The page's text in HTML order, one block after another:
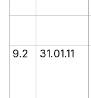
9.2 31.01.11